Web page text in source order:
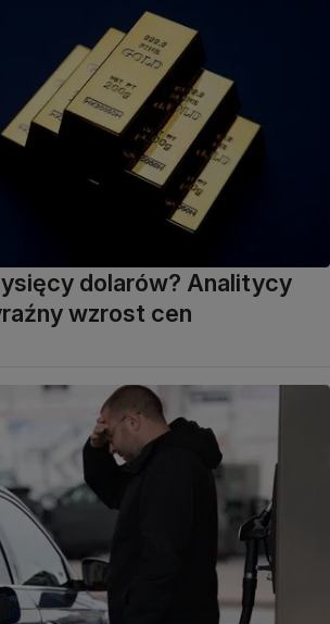
dolarów? Analitycy
wzrost cen